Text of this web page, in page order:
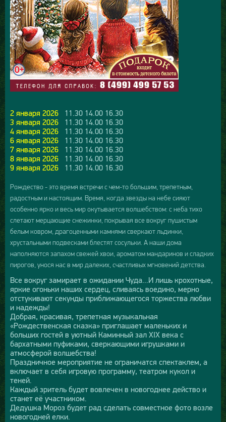
2 января 2026
11.30 14.00 16.30
3 января 2026 11.30 14.00 16.30
4 января 2026
11.30 14.00 16.30
6 января 2026 11.30 14.00 16.30
7 января 2026 11.30 14.00 16.30
8 января 2026 11.30 14.00 16.30
9 января 2026 11.30 14.00 16.30
Рождество - это время встречи с чем-то большим, трепетным,
радостным и настоящим. Время, когда звезды на небе сияют
особенно ярко и весь мир окутывается волшебством: с неба тихо
слетают мерцающие снежинки, покрывая все вокруг пушистым
белым ковром, драгоценными камнями сверкают льдинки,
хрустальными подвесками блестят сосульки. А наши дома
наполняются запахом свежей хвои, ароматом мандаринов и сладких
пирогов, унося нас в мир далеких, счастливых мгновений детства.
Все вокруг замирает в ожидании Чуда...И лишь крохотные,
яркие огоньки наших сердец, сливаясь воедино, мерно
отстукивают секунды приближающегося торжества любви
и надежды!
Добрая, красивая, трепетная музыкальная
«Рождественская сказка» приглашает маленьких и
больших гостей в уютный Каминный зал XIX века с
бархатными пуфиками, сверкающими игрушками и
атмосферой волшебства!
Праздничное мероприятие не ограничатся спектаклем, а
включает в себя игровую программу, театром кукол и
теней.
Каждый зритель будет вовлечен в новогоднее действо и
станет её участником.
Дедушка Мороз будет рад сделать совместное фото возле
новогодней елки.